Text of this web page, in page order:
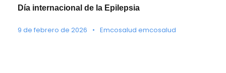
Día internacional de la Epilepsia
9 de febrero de 2026 • Emcosalud emcosalud